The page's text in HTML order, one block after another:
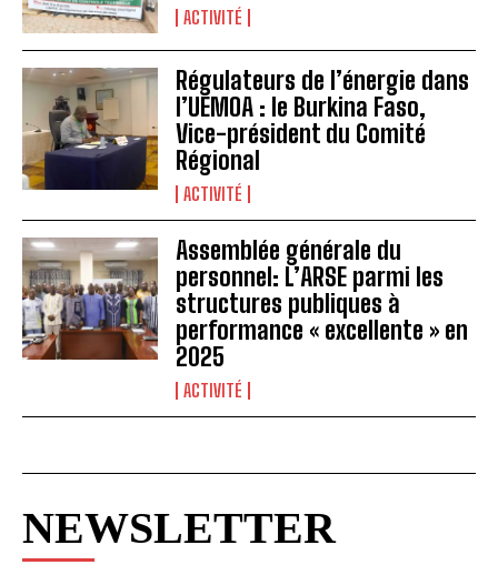
ACTIVITÉ
Régulateurs de l’énergie dans
l’UEMOA : le Burkina Faso,
Vice-président du Comité
Régional
ACTIVITÉ
Assemblée générale du
personnel: L’ARSE parmi les
structures publiques à
performance « excellente » en
2025
ACTIVITÉ
NEWSLETTER